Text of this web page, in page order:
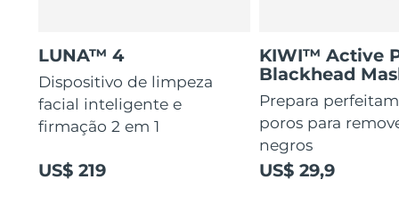
LUNA™ 4
Dispositivo de limpeza
facial inteligente e
firmação 2 em 1
US$ 219
KIWI™ Active
Blackhead
Prepara
poros para
negros
US$ 29,9